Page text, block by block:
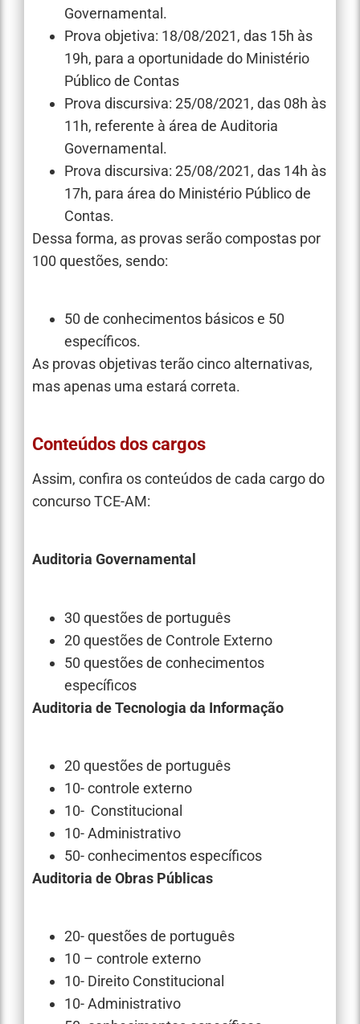
Governamental.
Prova objetiva: 18/08/2021, das 15h às
19h, para a oportunidade do Ministério
Público de Contas
Prova discursiva: 25/08/2021, das 08h às
11h, referente à área de Auditoria
Governamental.
Prova discursiva: 25/08/2021, das 14h às
17h, para área do Ministério Público de
Contas.
Dessa forma, as provas serão compostas por
100 questões, sendo:
50 de conhecimentos básicos e 50
específicos.
As provas objetivas terão cinco alternativas,
mas apenas uma estará correta.
Conteúdos dos cargos
Assim, confira os conteúdos de cada cargo do
concurso TCE-AM:
Auditoria Governamental
30 questões de português
20 questões de Controle Externo
50 questões de conhecimentos
específicos
Auditoria de Tecnologia da Informação
20 questões de português
10- controle externo
10- Constitucional
10- Administrativo
50- conhecimentos específicos
Auditoria de Obras Públicas
20- questões de português
10 – controle externo
10- Direito Constitucional
10- Administrativo